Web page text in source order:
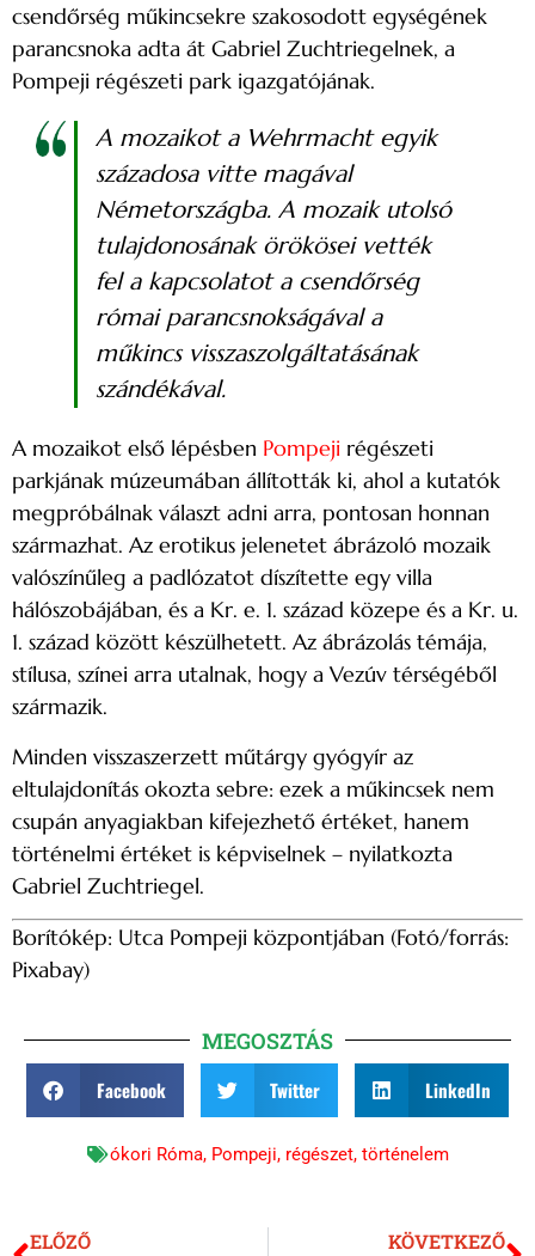
csendőrség műkincsekre szakosodott egységének
parancsnoka adta át Gabriel Zuchtriegelnek, a
Pompeji régészeti park igazgatójának.
A mozaikot a Wehrmacht egyik
századosa vitte magával
Németországba. A mozaik utolsó
tulajdonosának örökösei vették
fel a kapcsolatot a csendőrség
római parancsnokságával a
műkincs visszaszolgáltatásának
szándékával.
A mozaikot első lépésben Pompeji régészeti
parkjának múzeumában állították ki, ahol a kutatók
megpróbálnak választ adni arra, pontosan honnan
származhat. Az erotikus jelenetet ábrázoló mozaik
valószínűleg a padlózatot díszítette egy villa
hálószobájában, és a Kr. e. 1. század közepe és a Kr. u.
1. század között készülhetett. Az ábrázolás témája,
stílusa, színei arra utalnak, hogy a Vezúv térségéből
származik.
Minden visszaszerzett műtárgy gyógyír az
eltulajdonítás okozta sebre: ezek a műkincsek nem
csupán anyagiakban kifejezhető értéket, hanem
történelmi értéket is képviselnek – nyilatkozta
Gabriel Zuchtriegel.
Borítókép: Utca Pompeji központjában (Fotó/forrás:
Pixabay)
MEGOSZTÁS
Facebook Twitter LinkedIn
ókori Róma, Pompeji, régészet, történelem
ELŐZŐ KÖVETKEZŐ